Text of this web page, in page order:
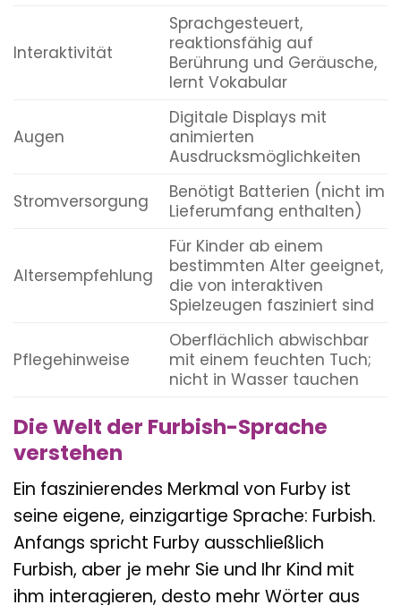
Interaktivität
Sprachgesteuert,
reaktionsfähig auf
Berührung und Geräusche,
lernt Vokabular
Augen
Digitale Displays mit
animierten
Ausdrucksmöglichkeiten
Stromversorgung
Benötigt Batterien (nicht im
Lieferumfang enthalten)
Altersempfehlung
Für Kinder ab einem
bestimmten Alter geeignet,
die von interaktiven
Spielzeugen fasziniert sind
Pflegehinweise
Oberflächlich abwischbar
mit einem feuchten Tuch;
nicht in Wasser tauchen
Die Welt der Furbish-Sprache
verstehen
Ein faszinierendes Merkmal von Furby ist
seine eigene, einzigartige Sprache: Furbish.
Anfangs spricht Furby ausschließlich
Furbish, aber je mehr Sie und Ihr Kind mit
ihm interagieren, desto mehr Wörter aus